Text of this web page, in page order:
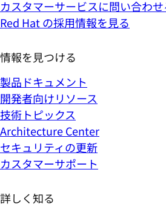
カスタマーサービスに問い合わせ
Red Hat の採用情報を見る
情報を見つける
製品ドキュメント
開発者向けリソース
技術トピックス
Architecture Center
セキュリティの更新
カスタマーサポート
詳しく知る